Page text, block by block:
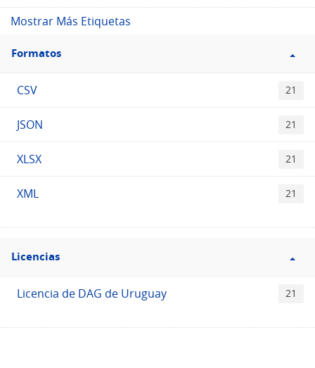
Mostrar Más Etiquetas
Filtro
Formatos
Formatos
CSV 21
JSON 21
XLSX 21
XML 21
Filtro
Licencias
Licencias
Licencia de DAG de Uruguay 21